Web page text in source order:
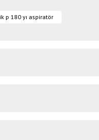
p 180 yı aspiratör